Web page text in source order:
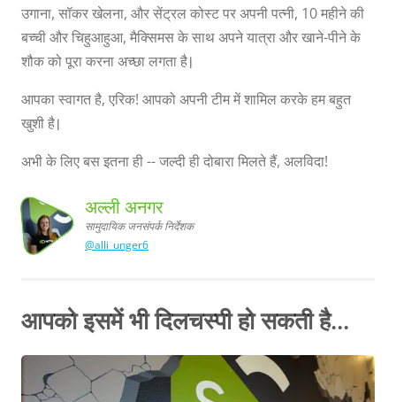
उगाना, सॉकर खेलना, और सेंट्रल कोस्ट पर अपनी पत्नी, 10 महीने की
बच्ची और चिहुआहुआ, मैक्सिमस के साथ अपने यात्रा और खाने-पीने के
शौक को पूरा करना अच्छा लगता है।
आपका स्वागत है, एरिक! आपको अपनी टीम में शामिल करके हम बहुत
खुशी है।
अभी के लिए बस इतना ही -- जल्दी ही दोबारा मिलते हैं, अलविदा!
अल्ली अनगर,
सामुदायिक
जनसंपर्क
निर्देशक
अल्ली अनगर
सामुदायिक जनसंपर्क निर्देशक
@alli_unger6
आपको इसमें भी दिलचस्पी हो सकती है...